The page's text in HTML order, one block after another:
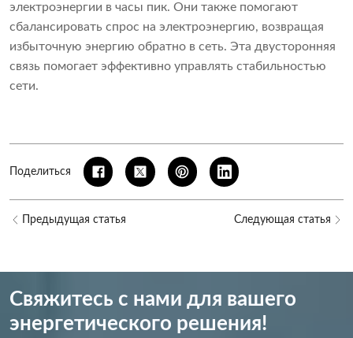
электроэнергии в часы пик. Они также помогают
сбалансировать спрос на электроэнергию, возвращая
избыточную энергию обратно в сеть. Эта двусторонняя
связь помогает эффективно управлять стабильностью
сети.
Поделиться
Предыдущая статья Следующая статья
Свяжитесь с нами для вашего
энергетического решения!